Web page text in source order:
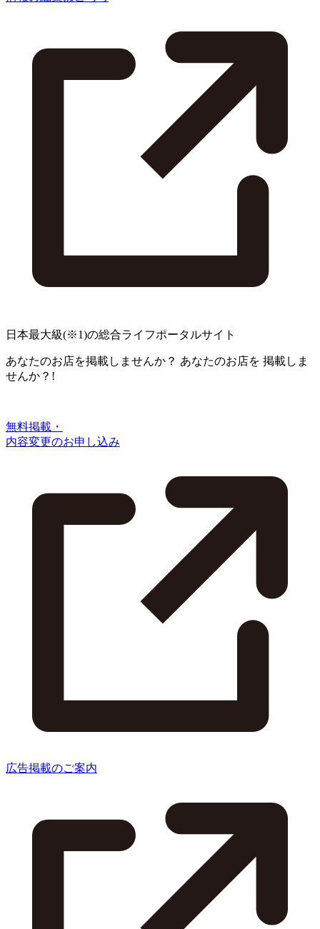
日本最大級(※1)の総合ライフポータルサイト
あなたのお店を掲載しませんか？ あなたのお店を 掲載しま
せんか？!
無料掲載・
内容変更のお申し込み
広告掲載のご案内